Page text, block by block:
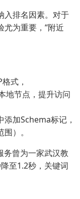
入排名因素。对于
尤为重要，“附近
式，
地节点，提升访问
添加Schema标记，
）。
务曾为一家武汉教
至1.2秒，关键词